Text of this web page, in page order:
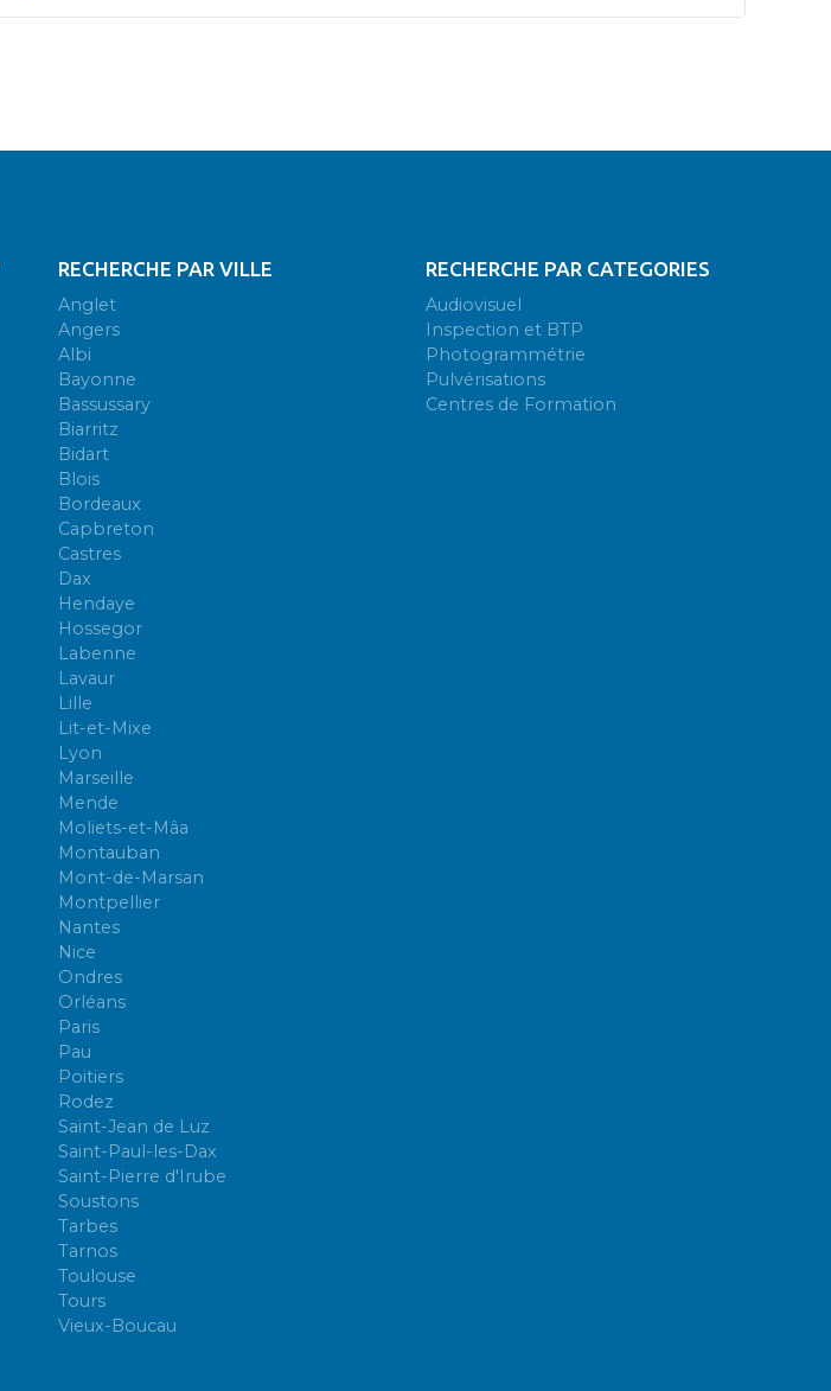
RECHERCHE PAR VILLE
Anglet
Angers
Albi
Bayonne
Bassussary
Biarritz
Bidart
Blois
Bordeaux
Capbreton
Castres
Dax
Hendaye
Hossegor
Labenne
Lavaur
Lille
Lit-et-Mixe
Lyon
Marseille
Mende
Moliets-et-Mâa
Montauban
Mont-de-Marsan
Montpellier
Nantes
Nice
Ondres
Orléans
Paris
Pau
Poitiers
Rodez
Saint-Jean de Luz
Saint-Paul-les-Dax
Saint-Pierre d'Irube
Soustons
Tarbes
Tarnos
Toulouse
Tours
Vieux-Boucau
RECHERCHE PAR CATEGORIES
Audiovisuel
Inspection et BTP
Photogrammétrie
Pulvérisations
Centres de Formation